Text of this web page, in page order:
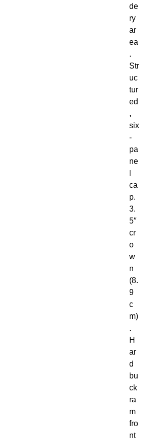
de
ry
ar
ea
.
Str
uc
tur
ed
,
six
-
pa
ne
ca
p.
3.
5″
cr
o
w
n
(8.
9
c
m)
.
H
ar
d
bu
ck
ra
m
fro
nt